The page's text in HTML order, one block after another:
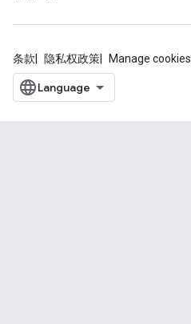
条款 隐私权政策 Manage cookies